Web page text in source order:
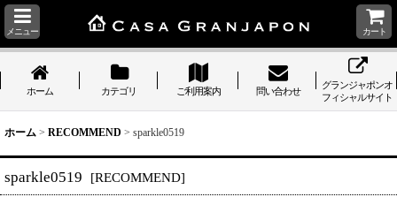
メニュー カート
ホーム カテゴリ ご利用案内 問い合わせ
グランジャポンオ
フィシャルサイト
ホーム > RECOMMEND > sparkle0519
sparkle0519 [RECOMMEND]